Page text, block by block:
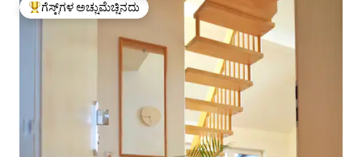
ಗೆಸ್ಟ್‌ಗಳಿಗೆ ಅತಿ ಹೆಚ್ಚು ಅಚ್ಚುಮೆಚ್ಚಿನದು
ಗೆಸ್ಟ್‌ಗಳ ಅಚ್ಚುಮೆಚ್ಚಿನದು